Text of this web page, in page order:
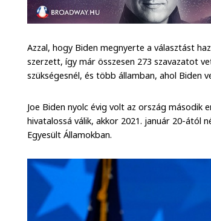
Azzal, hogy Biden megnyerte a választást
szerzett, így már összesen 273 szavazatot
szükségesnél, és több államban, ahol Biden
Joe Biden nyolc évig volt az ország második
hivatalossá válik, akkor 2021. január 20-ától
Egyesült Államokban.